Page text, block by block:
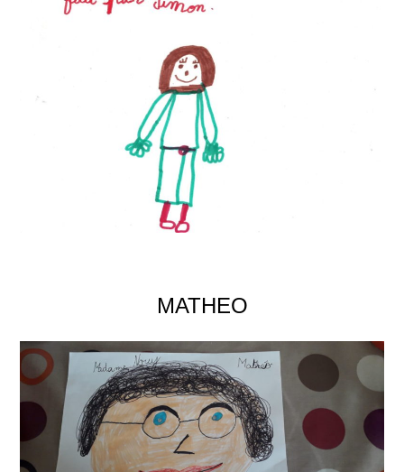
MATHEO